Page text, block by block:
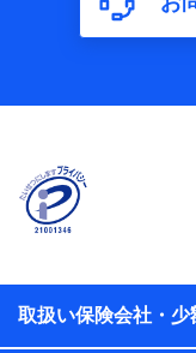
れます。
【共同して利用
株式会社NTTドコモ
当社又は株式会社
おけるユーザ登録受
当社又は株式会社
れらに付帯、関連
会社のサービスを
取扱い保険会社・